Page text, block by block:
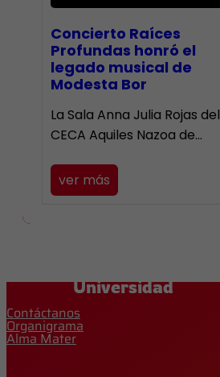
​Concierto Raíces
Profundas honró el
legado musical de
Modesta Bor
La Sala Anna Julia Rojas del
CECA Aquiles Nazoa de…
ver más
Universidad
Contáctanos
Organigrama
Alma Mater